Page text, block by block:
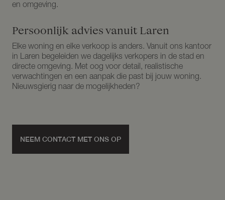
en omgeving.
Persoonlijk advies vanuit Laren
Elke woning en elke verkoop is anders. Vanuit ons kantoor
in Laren begeleiden we dagelijks verkopers in de stad en
directe omgeving. Met oog voor detail, realistische
verwachtingen en een aanpak die past bij jouw woning.
Nieuwsgierig naar de mogelijkheden?
NEEM CONTACT MET ONS OP